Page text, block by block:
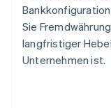
Sie
langfristiger
Unternehmen ist.